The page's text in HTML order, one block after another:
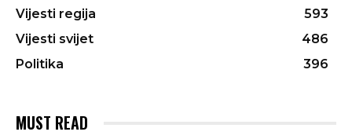
Vijesti regija
593
Vijesti svijet
486
Politika
396
MUST READ